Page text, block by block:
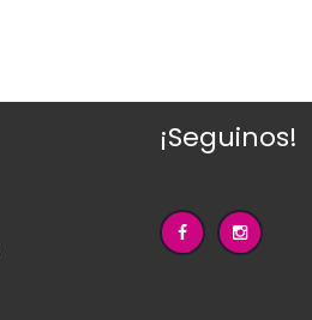
¡Seguinos!